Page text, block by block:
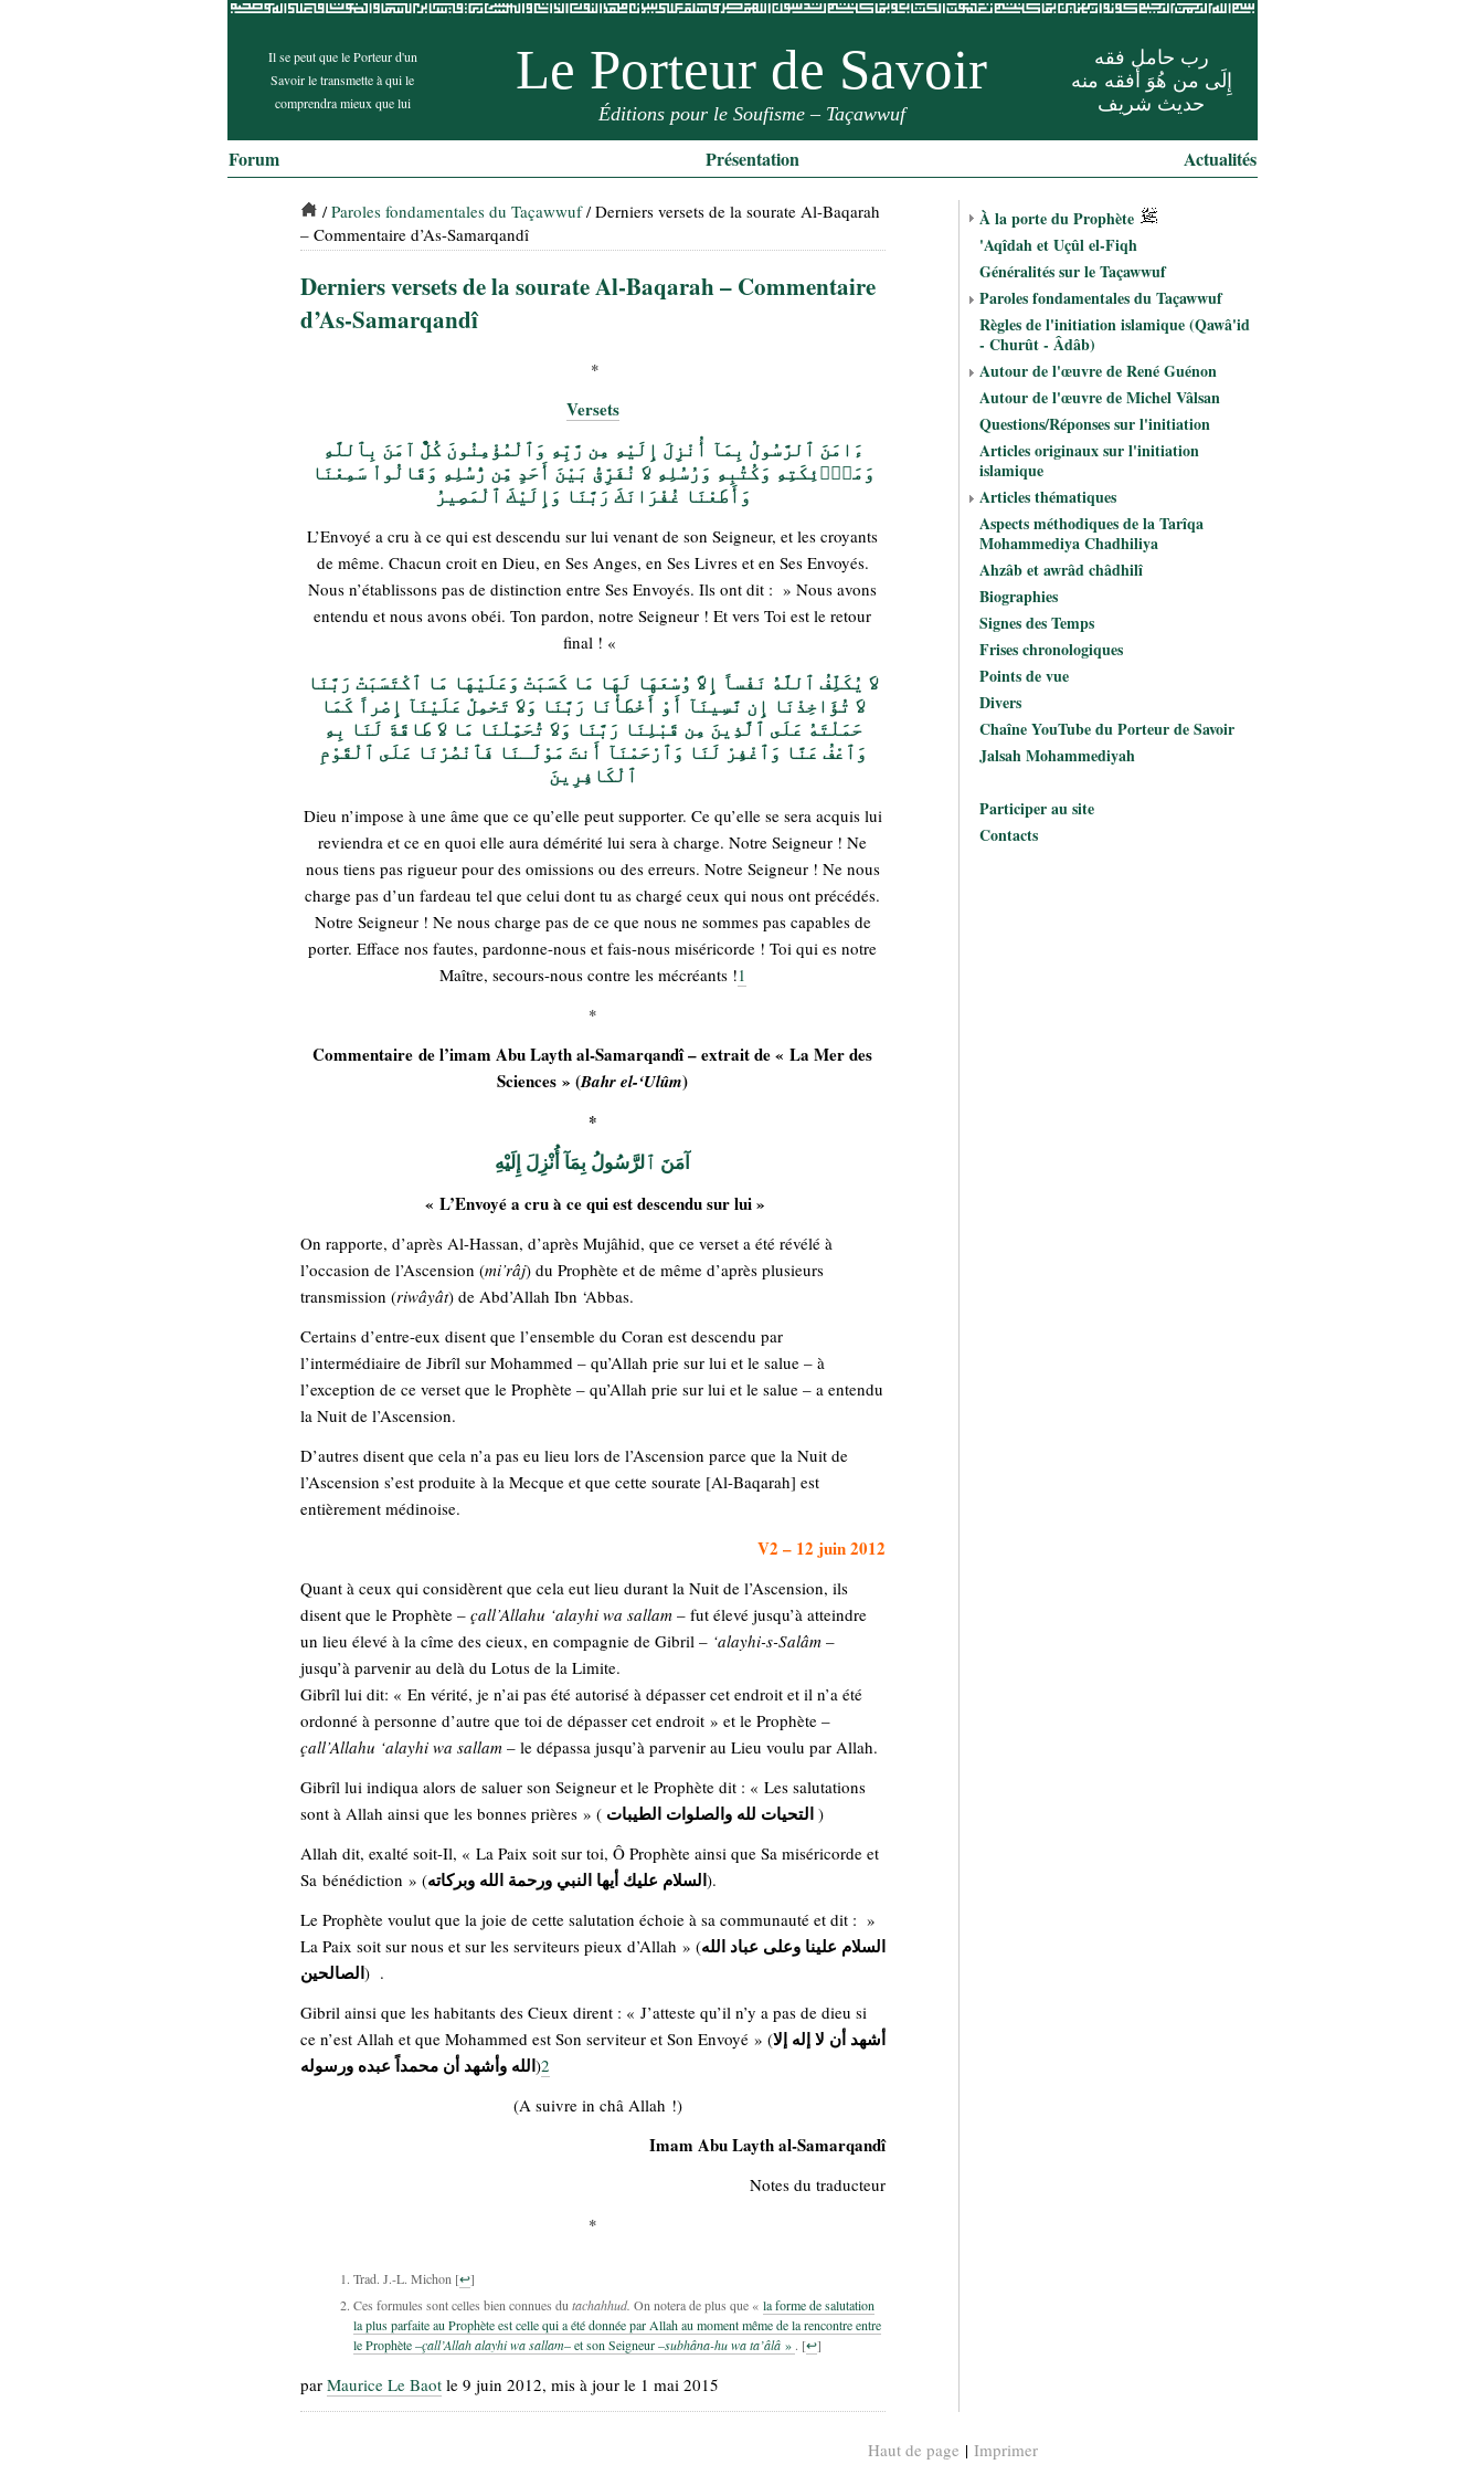
Il se peut que le Porteur d'un
Savoir le transmette à qui le
comprendra mieux que lui
Le Porteur de Savoir
Éditions pour le Soufisme – Taçawwuf
رب حامل فقه
إِلَى من هُوَ أفقه منه
حديث شريف
Forum Présentation Actualités
/Paroles fondamentales du Taçawwuf/ Derniers versets de la sourate Al-Baqarah
– Commentaire d’As-Samarqandî
Derniers versets de la sourate Al-Baqarah – Commentaire
d’As-Samarqandî
*
Versets
ءَامَنَ ٱلرَّسُولُ بِمَآ أُنْزِلَ إِلَيْهِ مِن رَّبِّهِ وَٱلْمُؤْمِنُونَ كُلٌّ آمَنَ بِٱللَّهِ
وَمَلاۤئِكَتِهِ وَكُتُبِهِ وَرُسُلِهِ لاَ نُفَرِّقُ بَيْنَ أَحَدٍ مِّن رُّسُلِهِ وَقَالُواْ سَمِعْنَا
وَأَطَعْنَا غُفْرَانَكَ رَبَّنَا وَإِلَيْكَ ٱلْمَصِيرُ
L’Envoyé a cru à ce qui est descendu sur lui venant de son Seigneur, et les croyants
de même. Chacun croit en Dieu, en Ses Anges, en Ses Livres et en Ses Envoyés.
Nous n’établissons pas de distinction entre Ses Envoyés. Ils ont dit : » Nous avons
entendu et nous avons obéi. Ton pardon, notre Seigneur ! Et vers Toi est le retour
final ! «
لاَ يُكَلِّفُ ٱللَّهُ نَفْساً إِلاَّ وُسْعَهَا لَهَا مَا كَسَبَتْ وَعَلَيْهَا مَا ٱكْتَسَبَتْ رَبَّنَا
لاَ تُؤَاخِذْنَا إِن نَّسِينَآ أَوْ أَخْطَأْنَا رَبَّنَا وَلاَ تَحْمِلْ عَلَيْنَآ إِصْراً كَمَا
حَمَلْتَهُ عَلَى ٱلَّذِينَ مِن قَبْلِنَا رَبَّنَا وَلاَ تُحَمِّلْنَا مَا لاَ طَاقَةَ لَنَا بِهِ
وَٱعْفُ عَنَّا وَٱغْفِرْ لَنَا وَٱرْحَمْنَآ أَنتَ مَوْلَٰـنَا فَٱنْصُرْنَا عَلَى ٱلْقَوْمِ
ٱلْكَافِرِينَ
Dieu n’impose à une âme que ce qu’elle peut supporter. Ce qu’elle se sera acquis lui
reviendra et ce en quoi elle aura démérité lui sera à charge. Notre Seigneur ! Ne
nous tiens pas rigueur pour des omissions ou des erreurs. Notre Seigneur ! Ne nous
charge pas d’un fardeau tel que celui dont tu as chargé ceux qui nous ont précédés.
Notre Seigneur ! Ne nous charge pas de ce que nous ne sommes pas capables de
porter. Efface nos fautes, pardonne-nous et fais-nous miséricorde ! Toi qui es notre
Maître, secours-nous contre les mécréants !1
*
Commentaire de l’imam Abu Layth al-Samarqandî – extrait de « La Mer des
Sciences » (Bahr el-‘Ulûm)
*
آمَنَ ٱلرَّسُولُ بِمَآ أُنْزِلَ إِلَيْهِ
« L’Envoyé a cru à ce qui est descendu sur lui »
On rapporte, d’après Al-Hassan, d’après Mujâhid, que ce verset a été révélé à
l’occasion de l’Ascension (mi’râj) du Prophète et de même d’après plusieurs
transmission (riwâyât) de Abd’Allah Ibn ‘Abbas.
Certains d’entre-eux disent que l’ensemble du Coran est descendu par
l’intermédiaire de Jibrîl sur Mohammed – qu’Allah prie sur lui et le salue – à
l’exception de ce verset que le Prophète – qu’Allah prie sur lui et le salue – a entendu
la Nuit de l’Ascension.
D’autres disent que cela n’a pas eu lieu lors de l’Ascension parce que la Nuit de
l’Ascension s’est produite à la Mecque et que cette sourate [Al-Baqarah] est
entièrement médinoise.
V2 – 12 juin 2012
Quant à ceux qui considèrent que cela eut lieu durant la Nuit de l’Ascension, ils
disent que le Prophète – çall’Allahu ‘alayhi wa sallam– fut élevé jusqu’à atteindre
un lieu élevé à la cîme des cieux, en compagnie de Gibril – ‘alayhi-s-Salâm–
jusqu’à parvenir au delà du Lotus de la Limite.
Gibrîl lui dit: « En vérité, je n’ai pas été autorisé à dépasser cet endroit et il n’a été
ordonné à personne d’autre que toi de dépasser cet endroit » et le Prophète –
çall’Allahu ‘alayhi wa sallam– le dépassa jusqu’à parvenir au Lieu voulu par Allah.
Gibrîl lui indiqua alors de saluer son Seigneur et le Prophète dit : « Les salutations
sont à Allah ainsi que les bonnes prières » ( التحيات لله والصلوات الطيبات)
Allah dit, exalté soit-Il, « La Paix soit sur toi, Ô Prophète ainsi que Sa miséricorde et
Sa bénédiction » (السلام عليك أيها النبي ورحمة الله وبركاته).
Le Prophète voulut que la joie de cette salutation échoie à sa communauté et dit : »
La Paix soit sur nous et sur les serviteurs pieux d’Allah » (السلام علينا وعلى عباد الله
الصالحين) .
Gibril ainsi que les habitants des Cieux dirent : « J’atteste qu’il n’y a pas de dieu si
ce n’est Allah et que Mohammed est Son serviteur et Son Envoyé » (أشهد أن لا إله إلا
الله وأشهد أن محمداً عبده ورسوله)2
(A suivre in châ Allah !)
Imam Abu Layth al-Samarqandî
Notes du traducteur
*
Trad. J.-L. Michon [↩]
Ces formules sont celles bien connues du tachahhud. On notera de plus que « la forme de salutation
la plus parfaite au Prophète est celle qui a été donnée par Allah au moment même de la rencontre entre
le Prophète –çall’Allah alayhi wa sallam– et son Seigneur –subhâna-hu wa ta’âlâ» . [↩]
par Maurice Le Baotle 9 juin 2012, mis à jour le 1 mai 2015
À la porte du Prophète
'Aqîdah et Uçûl el-Fiqh
Généralités sur le Taçawwuf
Paroles fondamentales du Taçawwuf
Règles de l'initiation islamique (Qawâ'id
- Churût - Âdâb)
Autour de l'œuvre de René Guénon
Autour de l'œuvre de Michel Vâlsan
Questions/Réponses sur l'initiation
Articles originaux sur l'initiation
islamique
Articles thématiques
Aspects méthodiques de la Tarîqa
Mohammediya Chadhiliya
Ahzâb et awrâd châdhilî
Biographies
Signes des Temps
Frises chronologiques
Points de vue
Divers
Chaîne YouTube du Porteur de Savoir
Jalsah Mohammediyah
Participer au site
Contacts
Haut de page | Imprimer